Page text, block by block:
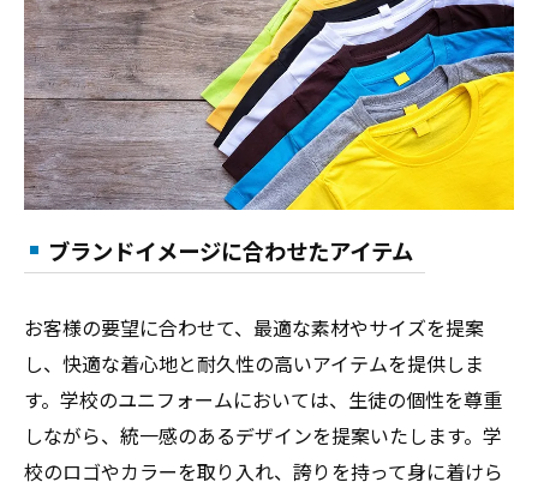
ブランドイメージに合わせたアイテム
お客様の要望に合わせて、最適な素材やサイズを提案
し、快適な着心地と耐久性の高いアイテムを提供しま
す。学校のユニフォームにおいては、生徒の個性を尊重
しながら、統一感のあるデザインを提案いたします。学
校のロゴやカラーを取り入れ、誇りを持って身に着けら